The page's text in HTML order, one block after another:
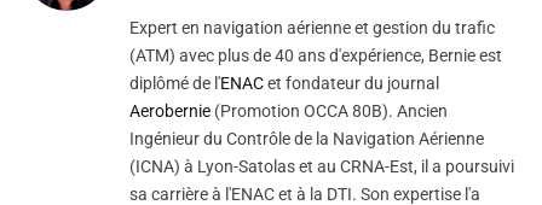
Expert en navigation aérienne et gestion du trafic
(ATM) avec plus de 40 ans d'expérience, Bernie est
diplômé de l'ENACet fondateur du journal
Aerobernie (Promotion OCCA 80B). Ancien
Ingénieur du Contrôle de la Navigation Aérienne
(ICNA) à Lyon-Satolas et au CRNA-Est, il a poursuivi
sa carrière à l'ENAC et à la DTI. Son expertise l'a